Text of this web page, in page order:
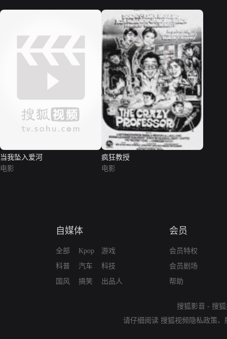
当我坠入爱河
电影
疯狂教授
电影
自媒体
全部
科普
国风
Kpop
汽车
搞笑
游戏
科技
出品人
会员
会员特权
会员剧场
帮助
搜狐影音 - 搜
请仔细阅读 搜狐视频隐私政策、